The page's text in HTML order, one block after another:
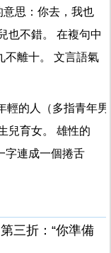
思：你去，我也
也不錯。 在複句中
不離十。 文言語氣
輕的人（多指青年男
兒育女。 雄性的
字連成一個捲舌
三折：“你準備